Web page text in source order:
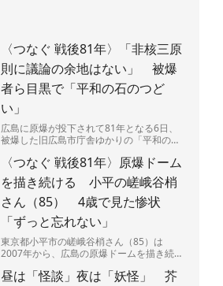
〈つなぐ 戦後81年〉「非核三原
則に議論の余地はない」 被爆
者ら目黒で「平和の石のつど
い」
広島に原爆が投下されて81年となる6日、
被爆した旧広島市庁舎ゆかりの「平和の
ぜんとなかよし公園（...
〈つなぐ 戦後81年〉原爆ドーム
を描き続ける 小平の嵯峨谷梢
さん（85） 4歳で見た惨状
「ずっと忘れない」
東京都小平市の嵯峨谷梢さん（85）は
2007年から、広島の原爆ドームを描き続け
原爆投下直後の広島...
昼は「怪談」夜は「妖怪」 芥